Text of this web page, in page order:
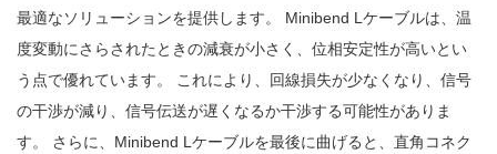
最適なソリューションを提供します。 Minibend Lケーブルは、温
度変動にさらされたときの減衰が小さく、位相安定性が高いとい
う点で優れています。 これにより、回線損失が少なくなり、信号
の干渉が減り、信号伝送が遅くなるか干渉する可能性がありま
す。 さらに、Minibend Lケーブルを最後に曲げると、直角コネク